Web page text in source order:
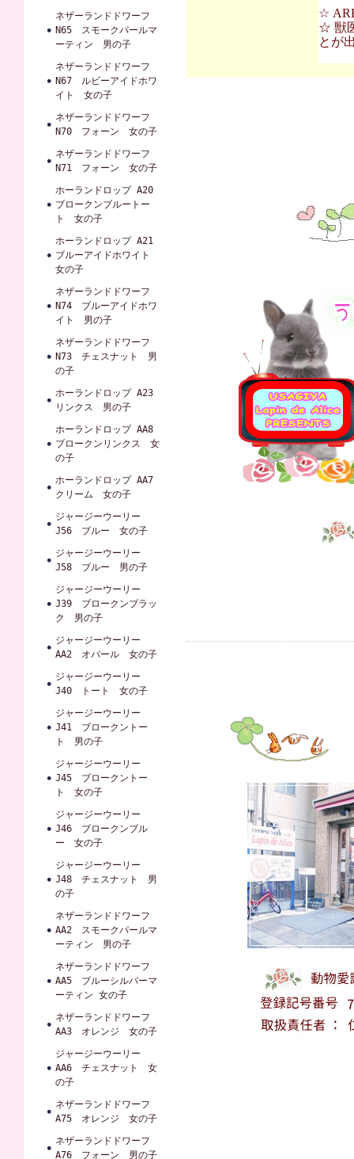
ネザーランドドワーフ
N65 スモークパールマ
ーティン 男の子
ネザーランドドワーフ
N67 ルビーアイドホワ
イト 女の子
ネザーランドドワーフ
N70 フォーン 女の子
ネザーランドドワーフ
N71 フォーン 女の子
ホーランドロップ A20
ブロークンブルートー
ト 女の子
ホーランドロップ A21
ブルーアイドホワイト
女の子
ネザーランドドワーフ
N74 ブルーアイドホワ
イト 男の子
ネザーランドドワーフ
N73 チェスナット 男
の子
ホーランドロップ A23
リンクス 男の子
ホーランドロップ AA8
ブロークンリンクス 女
の子
ホーランドロップ AA7
クリーム 女の子
ジャージーウーリー
J56 ブルー 女の子
ジャージーウーリー
J58 ブルー 男の子
ジャージーウーリー
J39 ブロークンブラッ
ク 男の子
ジャージーウーリー
AA2 オパール 女の子
ジャージーウーリー
J40 トート 女の子
ジャージーウーリー
J41 ブロークントー
ト 男の子
ジャージーウーリー
J45 ブロークントー
ト 女の子
ジャージーウーリー
J46 ブロークンブル
ー 女の子
ジャージーウーリー
J48 チェスナット 男
の子
ネザーランドドワーフ
AA2 スモークパールマ
ーティン 男の子
ネザーランドドワーフ
AA5 ブルーシルバーマ
ーティン 女の子
ネザーランドドワーフ
AA3 オレンジ 女の子
ジャージーウーリー
AA6 チェスナット 女
の子
ネザーランドドワーフ
A75 オレンジ 女の子
ネザーランドドワーフ
A76 フォーン 男の子
☆
☆ 獣
とが